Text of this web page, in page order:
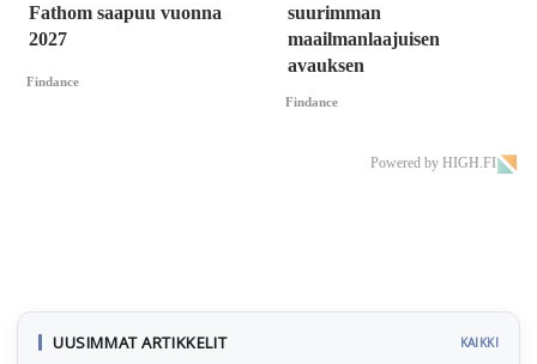
Fathom saapuu vuonna
2027
Findance
suurimman
maailmanlaajuisen
avauksen
Findance
Powered by HIGH.FI
UUSIMMAT ARTIKKELIT KAIKKI